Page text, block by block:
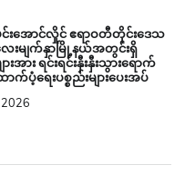
င်းအောင်လှိုင် ဧရာဝတီတိုင်းဒေသ
ေးမျက်နှာမြို့နယ်အတွင်းရှိ
အား ရင်းရင်းနှီးနှီးသွားရောက်
က်ပံ့ရေးပစ္စည်းများပေးအပ်